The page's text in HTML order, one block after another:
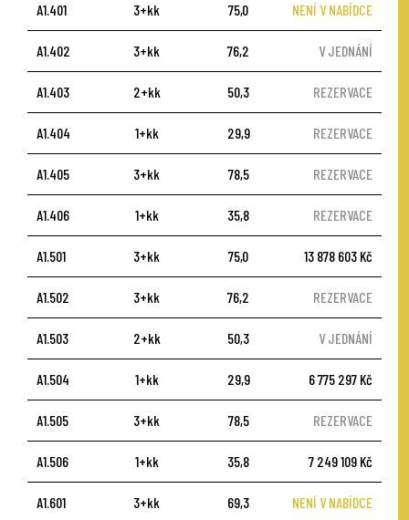
A1.401 3+kk 75,0 NENÍ V NABÍDCE
A1.402 3+kk 76,2 V JEDNÁNÍ
A1.403 2+kk 50,3 REZERVACE
A1.404 1+kk 29,9 REZERVACE
A1.405 3+kk 78,5 REZERVACE
A1.406 1+kk 35,8 REZERVACE
A1.501 3+kk 75,0 13 878 603 Kč
A1.502 3+kk 76,2 REZERVACE
A1.503 2+kk 50,3 V JEDNÁNÍ
A1.504 1+kk 29,9 6 775 297 Kč
A1.505 3+kk 78,5 REZERVACE
A1.506 1+kk 35,8 7 249 109 Kč
A1.601 3+kk 69,3 NENÍ V NABÍDCE